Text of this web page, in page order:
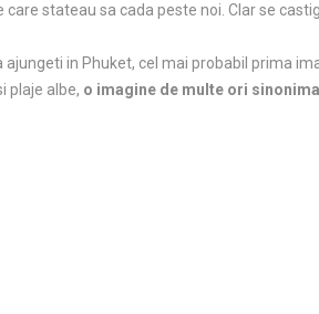
stateau sa cada peste noi. Clar se
in Phuket, cel mai probabil prima
plaje albe, o imagine de multe ori